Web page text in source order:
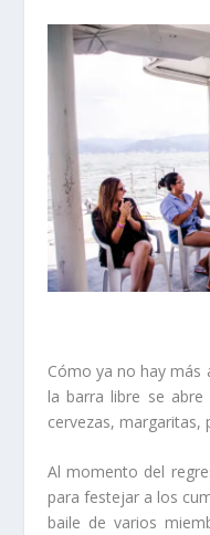
Cómo ya no hay más
la barra libre se abre
cervezas, margaritas,
Al momento del
para festejar a los
baile de varios